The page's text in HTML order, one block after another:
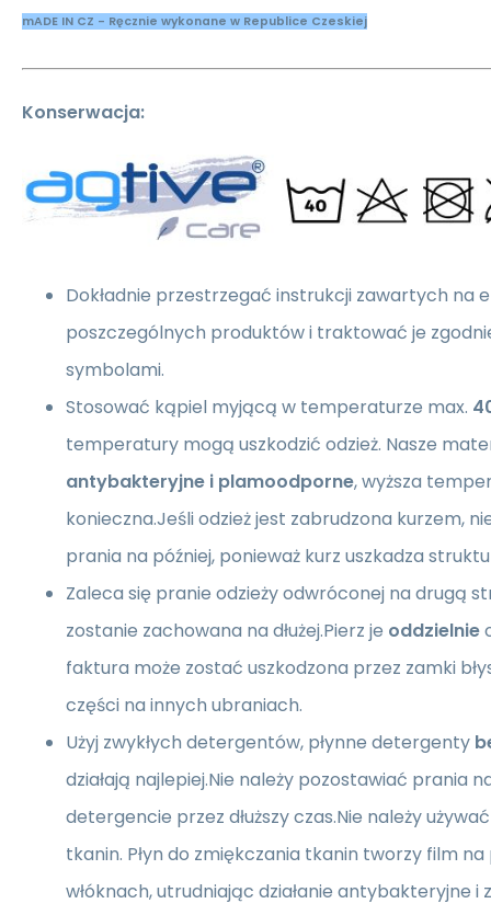
mADE IN CZ - Ręcznie wykonane w Republice Czeskiej
Konserwacja:
Dokładnie przestrzegać instrukcji zawartych na
poszczególnych produktów i traktować je
symbolami.
Stosować kąpiel myjącą w temperaturze max.
temperatury mogą uszkodzić odzież. Nasze
antybakteryjne i plamoodporne, wyższa
konieczna.Jeśli odzież jest zabrudzona kurzem,
prania na później, ponieważ kurz uszkadza
Zaleca się pranie odzieży odwróconej na drugą
zostanie zachowana na dłużej.Pierz je oddzielnie
faktura może zostać uszkodzona przez zamki
części na innych ubraniach.
Użyj zwykłych detergentów, płynne detergenty
działają najlepiej.Nie należy pozostawiać prania
detergencie przez dłuższy czas.Nie należy
tkanin. Płyn do zmiękczania tkanin tworzy film
włóknach, utrudniając działanie antybakteryjne